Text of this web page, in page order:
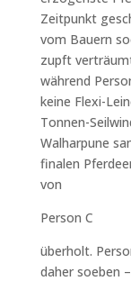
Zeitpunkt
vom Bauern
zupft
während
keine Flexi-
Tonnen-
Walharpune
finalen
von
Person C
überholt.
daher soeben